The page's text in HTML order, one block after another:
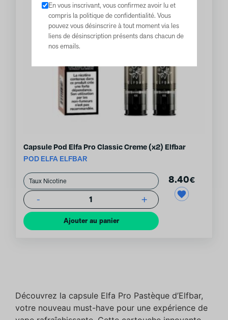
Capsule Pod Elfa Pro Classic Creme (x2) Elfbar
POD ELFA ELFBAR
- 1 +
Ajouter au panier
8.40€
Découvrez la capsule Elfa Pro Pastèque d’Elfbar,
votre nouveau must-have pour une expérience de
En vous inscrivant, vous confirmez avoir lu et
compris la politique de confidentialité. Vous
pouvez vous désinscrire à tout moment via les
liens de désinscription présents dans chacun de
nos emails.